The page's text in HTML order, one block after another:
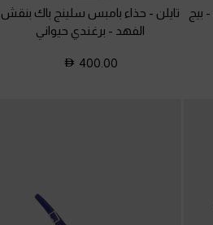
- بيج
تايلن - حذاء بامبس سلينج باك بنقش
الفهد - برغندي حيواني
400.00